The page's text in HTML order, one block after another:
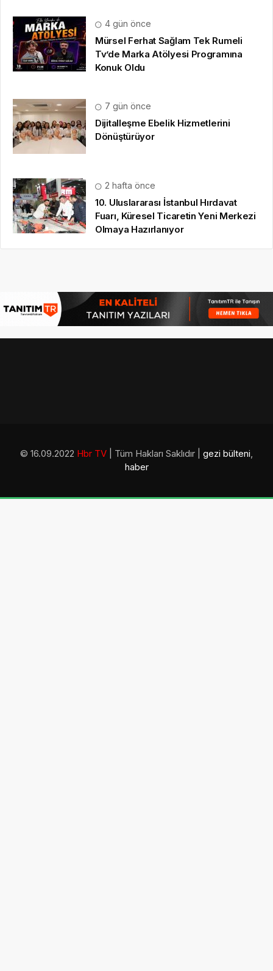
4 gün önce
Mürsel Ferhat Sağlam Tek Rumeli
Tv’de Marka Atölyesi Programına
Konuk Oldu
7 gün önce
Dijitalleşme Ebelik Hizmetlerini
Dönüştürüyor
2 hafta önce
10. Uluslararası İstanbul Hırdavat
Fuarı, Küresel Ticaretin Yeni Merkezi
Olmaya Hazırlanıyor
© 16.09.2022 Hbr TV | Tüm Hakları Saklıdır | gezi bülteni
haber